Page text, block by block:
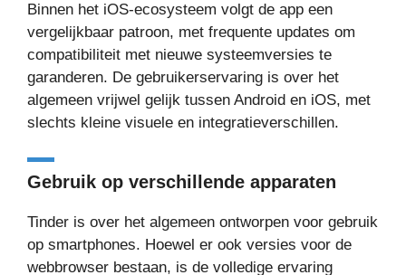
Binnen het iOS-ecosysteem volgt de app een
vergelijkbaar patroon, met frequente updates om
compatibiliteit met nieuwe systeemversies te
garanderen. De gebruikerservaring is over het
algemeen vrijwel gelijk tussen Android en iOS, met
slechts kleine visuele en integratieverschillen.
Gebruik op verschillende apparaten
Tinder is over het algemeen ontworpen voor gebruik
op smartphones. Hoewel er ook versies voor de
webbrowser bestaan, is de volledige ervaring